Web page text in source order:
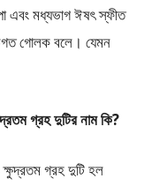
এবং মধ্যভাগ ঈষৎ স্ফীত
গোলক বলে। যেমন
গ্রহ দুটির নাম কি?
গ্রহ দুটি হল